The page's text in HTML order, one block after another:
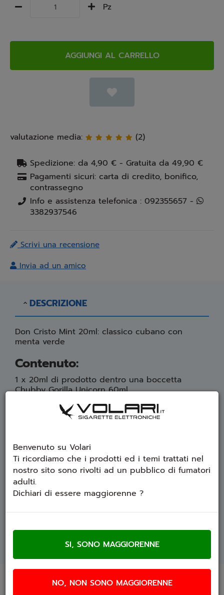
Pz
AGGIUNGI AL CARRELLO
valutazione media: (2)
Spedizione: da 4,90 € - Gratuita da 49,90 €
Pagamenti sicuri: carta di credito, bonifico,
contrassegno
Info e assistenza telefonica : 092355657 -
3382937546
Scrivi una recensione
Invia ad un amico
DESCRIZIONE
Don Cristo Mint 20ml: classico cubano con
menta verde
Contenuto:
1 x 20ml di prodotto dentro una boccetta
Chubby Gorilla Unicorn 60ml
Come realizzarlo:
obbligatorio aggiungere sempre una base
neutra da 10ml (ad esempio un nicobooster) e
30ml di base VG anche se si desidera un liquido
a zero di nicotina.
Attenzione, è un aroma concentrato. Non usare
SCHEDA TECNICA
Prodotti che ti potrebbero interessare
Benvenuto su Volari
Ti ricordiamo che i prodotti ed i temi trattati nel
nostro sito sono rivolti ad un pubblico di fumatori
adulti.
Dichiari di essere maggiorenne ?
NO, NON SONO MAGGIORENNE